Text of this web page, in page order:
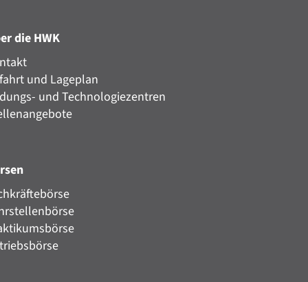
die HWK
und Lageplan
und Technologiezentren